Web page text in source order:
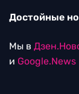
Достойные
Мы в
и Google.News